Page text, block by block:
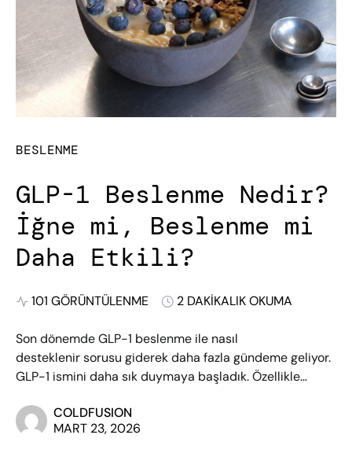
BESLENME
GLP-1 Beslenme Nedir?
İğne mi, Beslenme mi
Daha Etkili?
101 GÖRÜNTÜLENME 2 DAKIKALIK OKUMA
Son dönemde GLP-1 beslenme ile nasıl
desteklenir sorusu giderek daha fazla gündeme geliyor.
GLP-1 ismini daha sık duymaya başladık. Özellikle…
COLDFUSION
MART 23, 2026